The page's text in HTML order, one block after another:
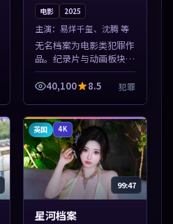
电影 2025
主演： 易烊千玺、沈腾 等
无名档案为电影类犯罪作
品。纪录片与动画板块同
步更新，亚洲影视一站式
导览，支持关键词检索片
凑，值得加入片...
40,100 8.5 犯罪
英国 4K
99:47
星河档案